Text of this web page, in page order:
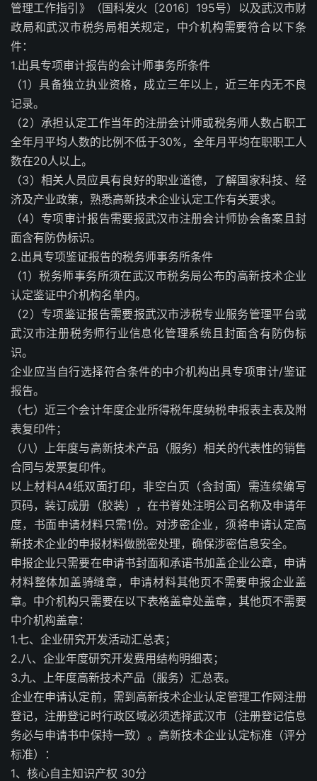
管理工作指引》（国科发火〔2016〕195号）以及武汉市财
政局和武汉市税务局相关规定，中介机构需要符合以下条
件：
1.出具专项审计报告的会计师事务所条件
（1）具备独立执业资格，成立三年以上，近三年内无不良
记录。
（2）承担认定工作当年的注册会计师或税务师人数占职工
全年月平均人数的比例不低于30%，全年月平均在职职工人
数在20人以上。
（3）相关人员应具有良好的职业道德，了解国家科技、经
济及产业政策，熟悉高新技术企业认定工作有关要求。
（4）专项审计报告需要报武汉市注册会计师协会备案且封
面含有防伪标识。
2.出具专项鉴证报告的税务师事务所条件
（1）税务师事务所须在武汉市税务局公布的高新技术企业
认定鉴证中介机构名单内。
（2）专项鉴证报告需要报武汉市涉税专业服务管理平台或
武汉市注册税务师行业信息化管理系统且封面含有防伪标
识。
企业应当自行选择符合条件的中介机构出具专项审计/鉴证
报告。
（七）近三个会计年度企业所得税年度纳税申报表主表及附
表复印件；
（八）上年度与高新技术产品（服务）相关的代表性的销售
合同与发票复印件。
以上材料A4纸双面打印，非空白页（含封面）需连续编写
页码，装订成册（胶装），在书脊处注明公司名称及申请年
度，书面申请材料只需1份。对涉密企业，须将申请认定高
新技术企业的申报材料做脱密处理，确保涉密信息安全。
申报企业只需要在申请书封面和承诺书加盖企业公章，申请
材料整体加盖骑缝章，申请材料其他页不需要申报企业盖
章。中介机构只需要在以下表格盖章处盖章，其他页不需要
中介机构盖章：
1.七、企业研究开发活动汇总表；
2.八、企业年度研究开发费用结构明细表；
3.九、上年度高新技术产品（服务）汇总表。
企业在申请认定前，需到高新技术企业认定管理工作网注册
登记，注册登记时行政区域必须选择武汉市（注册登记信息
务必与申请书中保持一致）。高新技术企业认定标准（评分
标准）：
1、核心自主知识产权 30分